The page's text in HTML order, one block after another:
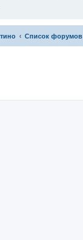
Список форумов